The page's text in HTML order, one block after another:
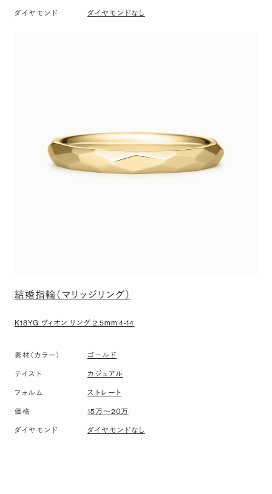
ダイヤモンド ダイヤモンドなし
結婚指輪（マリッジリング）
K18YG ヴィオン リング 2.5mm 4-14
素材（カラー） ゴールド
テイスト カジュアル
フォルム ストレート
価格 15万〜20万
ダイヤモンド ダイヤモンドなし